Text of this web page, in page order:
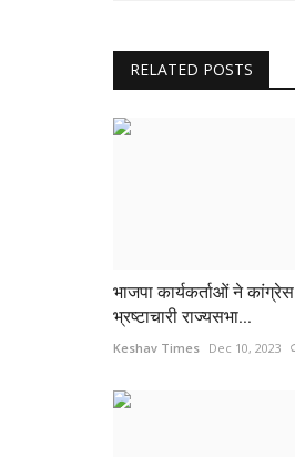
RELATED POSTS
भाजपा कार्यकर्ताओं ने
भ्रष्टाचारी राज्यसभा...
Keshav Times Dec 10, 2023
बेटी...